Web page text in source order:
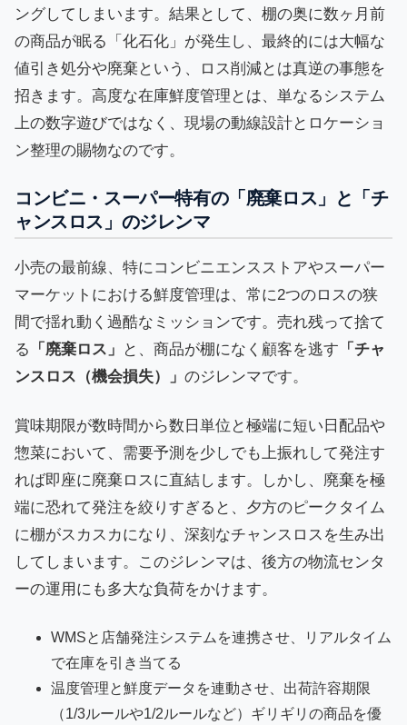
ングしてしまいます。結果として、棚の奥に数ヶ月前
の商品が眠る「化石化」が発生し、最終的には大幅な
値引き処分や廃棄という、ロス削減とは真逆の事態を
招きます。高度な在庫鮮度管理とは、単なるシステム
上の数字遊びではなく、現場の動線設計とロケーショ
ン整理の賜物なのです。
コンビニ・スーパー特有の「廃棄ロス」と「チ
ャンスロス」のジレンマ
小売の最前線、特にコンビニエンスストアやスーパー
マーケットにおける鮮度管理は、常に2つのロスの狭
間で揺れ動く過酷なミッションです。売れ残って捨て
る
「廃棄ロス」 と、商品が棚になく顧客を逃す 「チャ
ンスロス（機会損失）」 のジレンマです。
賞味期限が数時間から数日単位と極端に短い日配品や
惣菜において、需要予測を少しでも上振れして発注す
れば即座に廃棄ロスに直結します。しかし、廃棄を極
端に恐れて発注を絞りすぎると、夕方のピークタイム
に棚がスカスカになり、深刻なチャンスロスを生み出
してしまいます。このジレンマは、後方の物流センタ
ーの運用にも多大な負荷をかけます。
WMSと店舗発注システムを連携させ、リアルタイム
で在庫を引き当てる
温度管理と鮮度データを連動させ、出荷許容期限
（1/3ルールや1/2ルールなど）ギリギリの商品を優